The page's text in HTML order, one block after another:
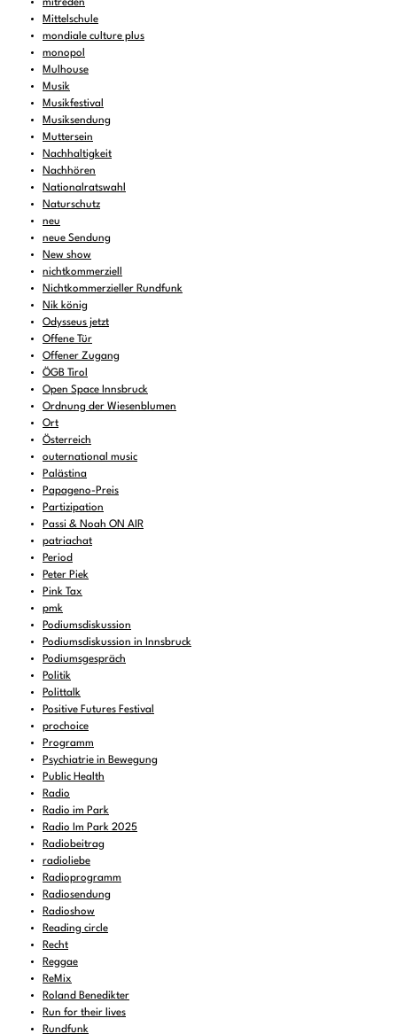
mitreden
Mittelschule
mondiale culture plus
monopol
Mulhouse
Musik
Musikfestival
Musiksendung
Muttersein
Nachhaltigkeit
Nachhören
Nationalratswahl
Naturschutz
neu
neue Sendung
New show
nichtkommerziell
Nichtkommerzieller Rundfunk
Nik könig
Odysseus jetzt
Offene Tür
Offener Zugang
ÖGB Tirol
Open Space Innsbruck
Ordnung der Wiesenblumen
Ort
Österreich
outernational music
Palästina
Papageno-Preis
Partizipation
Passi & Noah ON AIR
patriachat
Period
Peter Piek
Pink Tax
pmk
Podiumsdiskussion
Podiumsdiskussion in Innsbruck
Podiumsgespräch
Politik
Polittalk
Positive Futures Festival
prochoice
Programm
Psychiatrie in Bewegung
Public Health
Radio
Radio im Park
Radio Im Park 2025
Radiobeitrag
radioliebe
Radioprogramm
Radiosendung
Radioshow
Reading circle
Recht
Reggae
ReMix
Roland Benedikter
Run for their lives
Rundfunk